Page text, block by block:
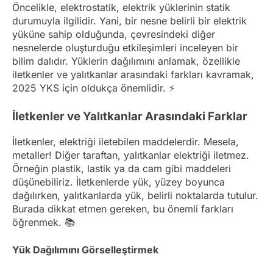
Öncelikle, elektrostatik, elektrik yüklerinin statik
durumuyla ilgilidir. Yani, bir nesne belirli bir elektrik
yüküne sahip olduğunda, çevresindeki diğer
nesnelerde oluşturduğu etkileşimleri inceleyen bir
bilim dalıdır. Yüklerin dağılımını anlamak, özellikle
iletkenler ve yalıtkanlar arasındaki farkları kavramak,
2025 YKS için oldukça önemlidir. ⚡
İletkenler ve Yalıtkanlar Arasındaki Farklar
İletkenler, elektriği iletebilen maddelerdir. Mesela,
metaller! Diğer taraftan, yalıtkanlar elektriği iletmez.
Örneğin plastik, lastik ya da cam gibi maddeleri
düşünebiliriz. İletkenlerde yük, yüzey boyunca
dağılırken, yalıtkanlarda yük, belirli noktalarda tutulur.
Burada dikkat etmen gereken, bu önemli farkları
öğrenmek. 📚
Yük Dağılımını Görselleştirmek